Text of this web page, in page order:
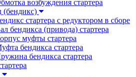
возбуждения стартера
(бендикс)
стартера с редуктором в сборе
бендикса (привода) стартера
муфты стартера
бендикса стартера
бендикса стартера